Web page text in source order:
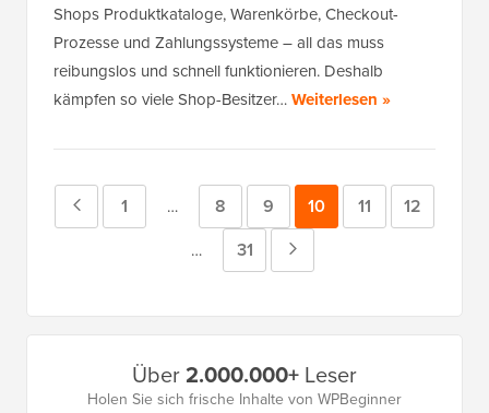
Shops Produktkataloge, Warenkörbe, Checkout-
Prozesse und Zahlungssysteme – all das muss
reibungslos und schnell funktionieren. Deshalb
kämpfen so viele Shop-Besitzer…Weiterlesen »
Vorherige
Seite
1
Zwischenseiten
weggelassen
… Seite
8 Seite
9 Seite
10 Seite
11 Seite
12
Zwischenseiten
weggelassen
… Seite
31
Seitenleistenmenü
Über2.000.000+ Leser
Holen Sie sich frische Inhalte von WPBeginner